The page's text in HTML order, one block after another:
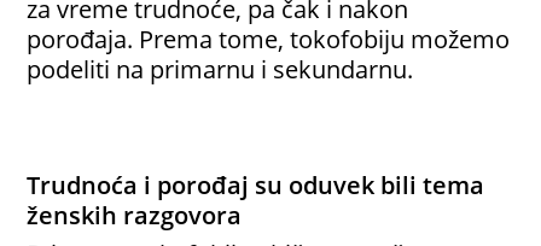
za vreme trudnoće, pa čak i nakon
porođaja. Prema tome, tokofobiju možemo
podeliti na primarnu i sekundarnu.
Trudnoća i porođaj su oduvek bili tema
ženskih razgovora